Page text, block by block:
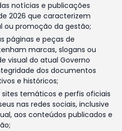
notícias e publicações
2026 que caracterizem
ou promoção da gestão;
páginas e peças de
marcas, slogans ou
visual do atual Governo
dos documentos
e históricos;
temáticos e perfis oficiais
nas redes sociais, inclusive
aos conteúdos publicados e